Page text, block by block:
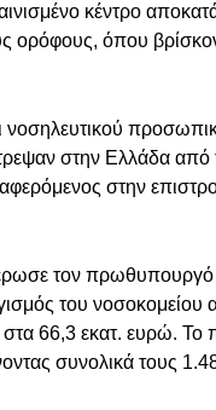
κέντρο
όπου
νοσηλευτικού
στην Ελλάδα από
στην
τον πρωθυπουργό
του νοσοκομείου
στα 66,3 εκατ. ευρώ. Το
συνολικά τους